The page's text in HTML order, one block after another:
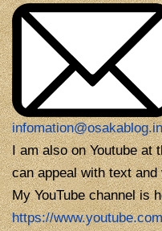
I am also on Youtube at
can appeal with text and
My YouTube channel is
https://